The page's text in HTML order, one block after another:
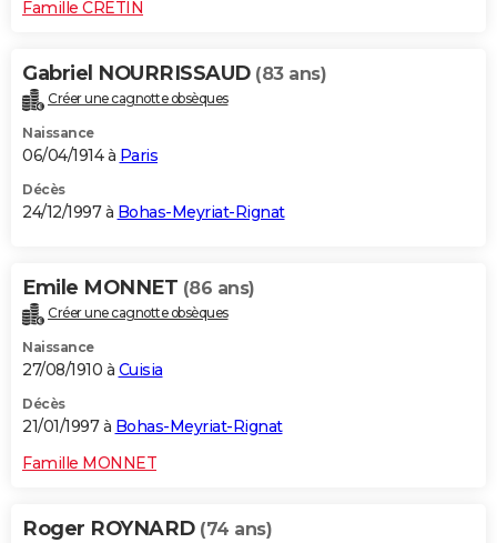
Famille CRETIN
Gabriel NOURRISSAUD (83 ans)
Créer une cagnotte obsèques
Naissance
06/04/1914 à Paris
Décès
24/12/1997 à Bohas-Meyriat-Rignat
Emile MONNET (86 ans)
Créer une cagnotte obsèques
Naissance
27/08/1910 à Cuisia
Décès
21/01/1997 à Bohas-Meyriat-Rignat
Famille MONNET
Roger ROYNARD (74 ans)